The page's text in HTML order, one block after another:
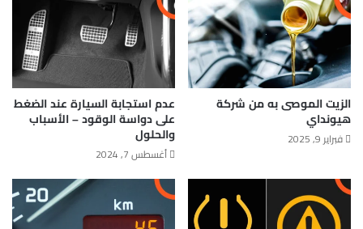
الزيت الموصى به من شركة
هيونداي
فبراير 9, 2025
عدم استجابة السيارة عند الضغط
على دواسة الوقود – الأسباب
والحلول
أغسطس 7, 2024